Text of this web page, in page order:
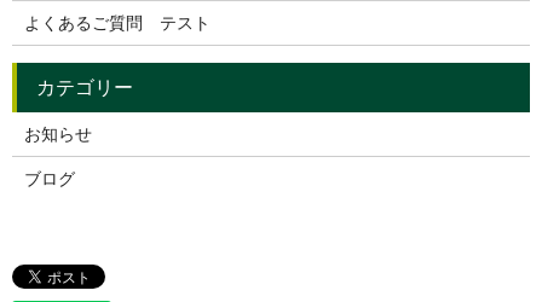
よくあるご質問 テスト
お知らせ
ブログ